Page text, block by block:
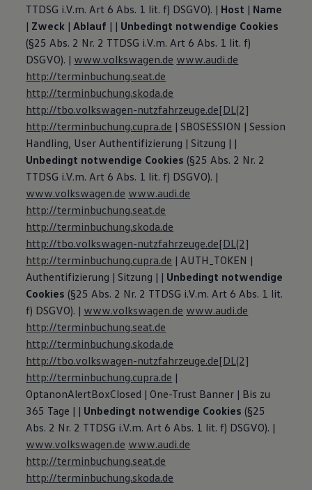
TTDSG i.V.m. Art 6 Abs. 1 lit. f) DSGVO). | Host | Name
| Zweck |Ablauf | | Unbedingt notwendige Cookies
(§25 Abs. 2 Nr. 2 TTDSG i.V.m. Art 6 Abs. 1 lit. f)
DSGVO). | www.volkswagen.de www.audi.de
http://terminbuchung.seat.de
http://terminbuchung.skoda.de
http://tbo.volkswagen-nutzfahrzeuge.de[DL(2]
http://terminbuchung.cupra.de | SBOSESSION | Session
Handling, User Authentifizierung | Sitzung | |
Unbedingt notwendige Cookies (§25 Abs. 2 Nr. 2
TTDSG i.V.m. Art 6 Abs. 1 lit. f) DSGVO). |
www.volkswagen.de www.audi.de
http://terminbuchung.seat.de
http://terminbuchung.skoda.de
http://tbo.volkswagen-nutzfahrzeuge.de[DL(2]
http://terminbuchung.cupra.de | AUTH_TOKEN |
Authentifizierung | Sitzung | | Unbedingt notwendige
Cookies (§25 Abs. 2 Nr. 2 TTDSG i.V.m. Art 6 Abs. 1 lit.
f) DSGVO). | www.volkswagen.de www.audi.de
http://terminbuchung.seat.de
http://terminbuchung.skoda.de
http://tbo.volkswagen-nutzfahrzeuge.de[DL(2]
http://terminbuchung.cupra.de |
OptanonAlertBoxClosed | One-Trust Banner | Bis zu
365 Tage | | Unbedingt notwendige Cookies (§25
Abs. 2 Nr. 2 TTDSG i.V.m. Art 6 Abs. 1 lit. f) DSGVO). |
www.volkswagen.de www.audi.de
http://terminbuchung.seat.de
http://terminbuchung.skoda.de